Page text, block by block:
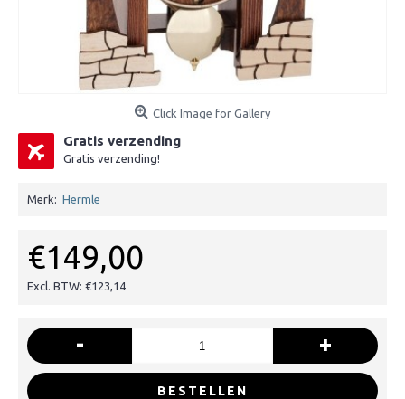
Click Image for Gallery
Gratis verzending
Gratis verzending!
Merk: Hermle
€149,00
Excl. BTW: €123,14
- +
BESTELLEN